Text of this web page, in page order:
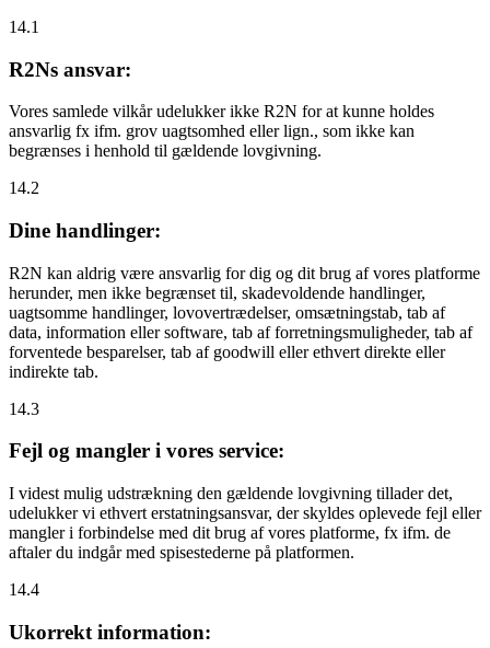
14.1
R2Ns ansvar:
Vores samlede vilkår udelukker ikke R2N for at kunne holdes
ansvarlig fx ifm. grov uagtsomhed eller lign., som ikke kan
begrænses i henhold til gældende lovgivning.
14.2
Dine handlinger:
R2N kan aldrig være ansvarlig for dig og dit brug af vores platforme
herunder, men ikke begrænset til, skadevoldende handlinger,
uagtsomme handlinger, lovovertrædelser, omsætningstab, tab af
data, information eller software, tab af forretningsmuligheder, tab af
forventede besparelser, tab af goodwill eller ethvert direkte eller
indirekte tab.
14.3
Fejl og mangler i vores service:
I videst mulig udstrækning den gældende lovgivning tillader det,
udelukker vi ethvert erstatningsansvar, der skyldes oplevede fejl eller
mangler i forbindelse med dit brug af vores platforme, fx ifm. de
aftaler du indgår med spisestederne på platformen.
14.4
Ukorrekt information: